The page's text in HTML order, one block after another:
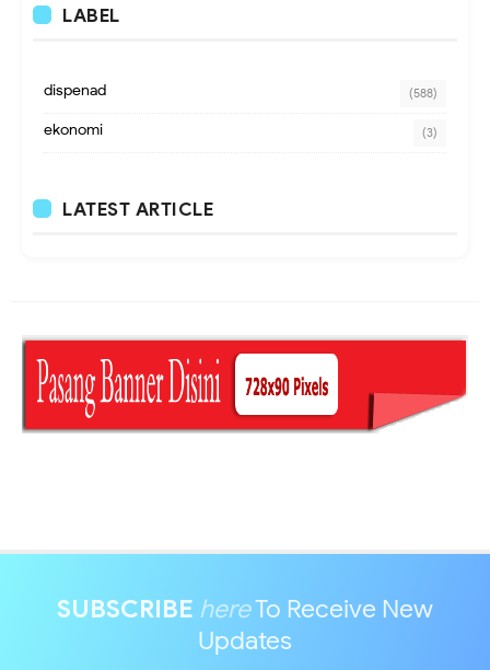
LABEL
dispenad (588)
ekonomi (3)
LATEST ARTICLE
SUBSCRIBE hereTo Receive New
Updates